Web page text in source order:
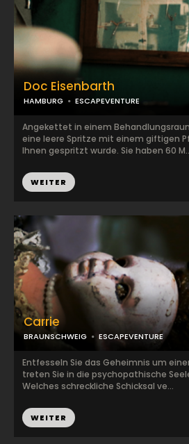
Carrie
BRAUNSCHWEIG ESCAPEVENTURE
Entfesseln Sie das Geheimnis um
treten Sie in die psychopathische
Welches schreckliche Schicksal ve...
WEITER
Doc Eisenbarth
HAMBURG ESCAPEVENTURE
Angekettet in einem
eine leere Spritze mit einem giftigen
Ihnen gespritzt wurde. Sie haben 60
WEITER